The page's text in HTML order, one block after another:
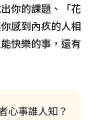
你的課題、「花
感到內疚的人相
快樂的事，還有
心事誰人知？